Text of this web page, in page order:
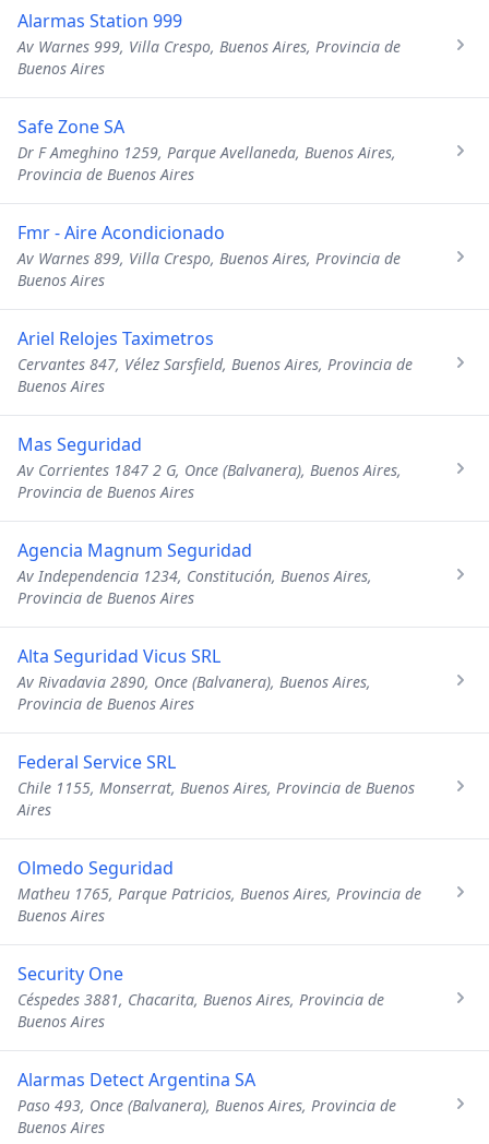
Alarmas Station 999
Av Warnes 999, Villa Crespo, Buenos Aires, Provincia de
Buenos Aires
Safe Zone SA
Dr F Ameghino 1259, Parque Avellaneda, Buenos Aires,
Provincia de Buenos Aires
Fmr - Aire Acondicionado
Av Warnes 899, Villa Crespo, Buenos Aires, Provincia de
Buenos Aires
Ariel Relojes Taximetros
Cervantes 847, Vélez Sarsfield, Buenos Aires, Provincia de
Buenos Aires
Mas Seguridad
Av Corrientes 1847 2 G, Once (Balvanera), Buenos Aires,
Provincia de Buenos Aires
Agencia Magnum Seguridad
Av Independencia 1234, Constitución, Buenos Aires,
Provincia de Buenos Aires
Alta Seguridad Vicus SRL
Av Rivadavia 2890, Once (Balvanera), Buenos Aires,
Provincia de Buenos Aires
Federal Service SRL
Chile 1155, Monserrat, Buenos Aires, Provincia de Buenos
Aires
Olmedo Seguridad
Matheu 1765, Parque Patricios, Buenos Aires, Provincia de
Buenos Aires
Security One
Céspedes 3881, Chacarita, Buenos Aires, Provincia de
Buenos Aires
Alarmas Detect Argentina SA
Paso 493, Once (Balvanera), Buenos Aires, Provincia de
Buenos Aires